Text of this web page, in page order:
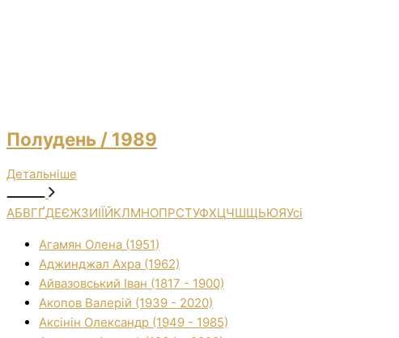
Полудень / 1989
Детальніше
АБВГҐДЕЄЖЗИІЇЙКЛМНОПРСТУФХЦЧШЩЬЮЯУсі
Агамян Олена (1951)
Аджинджал Ахра (1962)
Айвазовський Іван (1817 - 1900)
Акопов Валерій (1939 - 2020)
Аксінін Олександр (1949 - 1985)